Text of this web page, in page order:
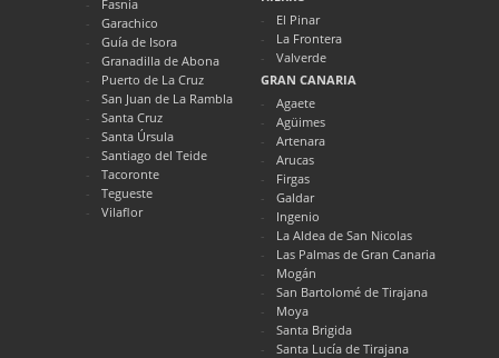
Fasnia
Garachico
Guía de Isora
Granadilla de Abona
Puerto de La Cruz
San Juan de La Rambla
Santa Cruz
Santa Úrsula
Santiago del Teide
Tacoronte
Tegueste
Vilaflor
El Pinar
La Frontera
Valverde
GRAN CANARIA
Agaete
Agüimes
Artenara
Arucas
Firgas
Galdar
Ingenio
La Aldea de San Nicolas
Las Palmas de Gran Canaria
Mogán
San Bartolomé de Tirajana
Moya
Santa Brigida
Santa Lucía de Tirajana